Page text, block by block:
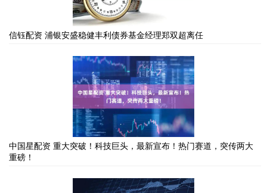
信钰配资 浦银安盛稳健丰利债券基金经理郑双超离任
中国星配资 重大突破！科技巨头，最新宣布！热门赛道，突传两大
重磅！